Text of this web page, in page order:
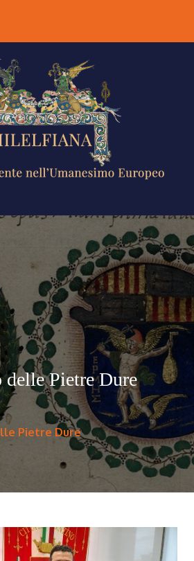
OCCIDENTE
NELL'UMANESIMO
EUROPEO
Pietre Dure
Pietre Dure